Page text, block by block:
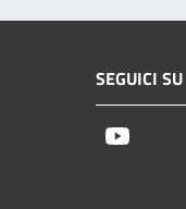
SEGUICI SU